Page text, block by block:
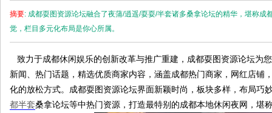
摘要: 成都耍图资源论坛融合了夜蒲/逍遥/耍耍/半套诸多桑拿论坛的精华，堪称
觉，栏目多元化布局是你心所属。
致力于成都休闲娱乐的创新改革与推广重建，成都耍图资源论坛为
新闻、热门话题，精选优质商家内容，涵盖成都热门商家，网红店
化的放松方式。成都耍图资源论坛界面新颖时尚，板块多样，布局
都半套桑拿论坛等中热门资源，打造最特别的成都本地休闲夜网，堪